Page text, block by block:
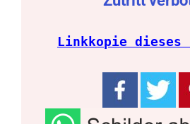
Linkkopie dieses